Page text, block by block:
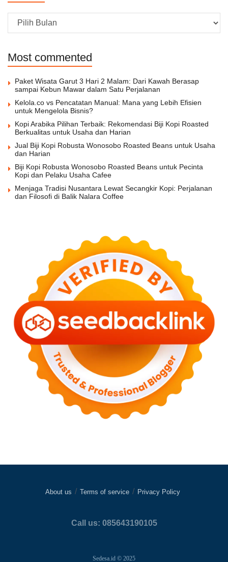
Archive
Most commented
Paket Wisata Garut 3 Hari 2 Malam: Dari Kawah Berasap
sampai Kebun Mawar dalam Satu Perjalanan
Kelola.co vs Pencatatan Manual: Mana yang Lebih Efisien
untuk Mengelola Bisnis?
Kopi Arabika Pilihan Terbaik: Rekomendasi Biji Kopi Roasted
Berkualitas untuk Usaha dan Harian
Jual Biji Kopi Robusta Wonosobo Roasted Beans untuk Usaha
dan Harian
Biji Kopi Robusta Wonosobo Roasted Beans untuk Pecinta
Kopi dan Pelaku Usaha Cafee
Menjaga Tradisi Nusantara Lewat Secangkir Kopi: Perjalanan
dan Filosofi di Balik Nalara Coffee
About us Terms of service Privacy Policy
Call us: 085643190105
Sedesa.id © 2025